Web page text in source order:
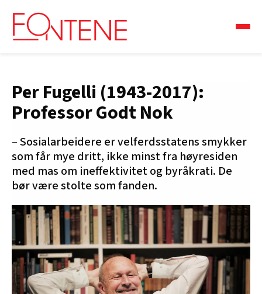
Per Fugelli (1943-2017):
Professor Godt Nok
– Sosialarbeidere er velferdsstatens smykker
som får mye dritt, ikke minst fra høyresiden
med mas om ineffektivitet og byråkrati. De
bør være stolte som fanden.